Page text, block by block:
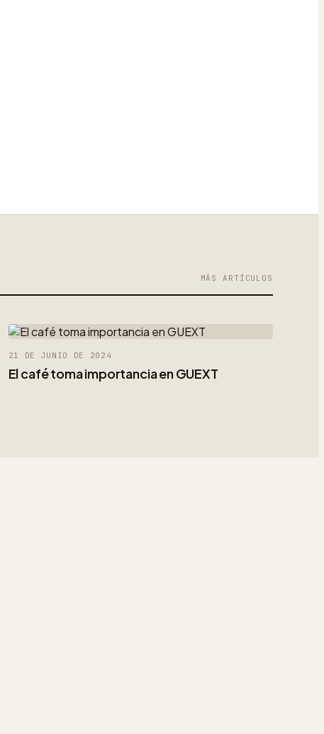
MÁS ARTÍCULOS
21 DE JUNIO DE 2024
El café toma importancia en GUEXT